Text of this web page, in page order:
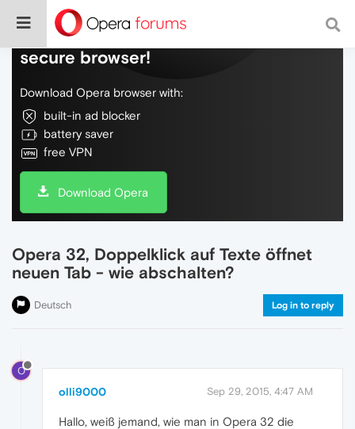
Do more on the web, with a fast and
secure browser!
Download Opera browser with:
built-in ad blocker
battery saver
free VPN
Download Opera
Opera 32, Doppelklick auf Texte öffnet
neuen Tab - wie abschalten?
Deutsch Log in to reply
O
olli9000 Sep 29, 2015, 4:47 AM
Hallo, weiß jemand, wie man in Opera 32 die